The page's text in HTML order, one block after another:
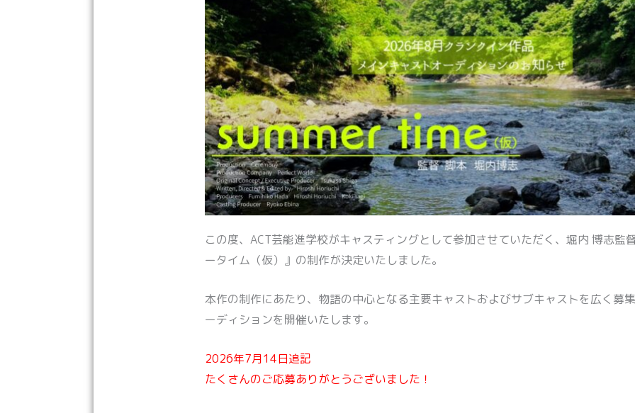
この度、ACT芸能進学校がキャスティングとして参加させていただく、堀内 博志監
ータイム（仮）』の制作が決定いたしました。
本作の制作にあたり、物語の中心となる主要キャストおよびサブキャストを広く募
ーディションを開催いたします。
2026年7月14日追記
たくさんのご応募ありがとうございました！